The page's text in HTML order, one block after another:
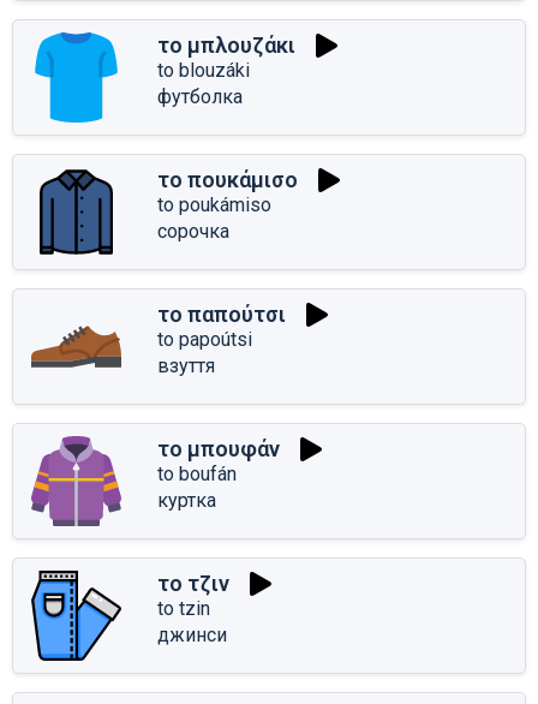
το μπλουζάκι
to blouzáki
футболка
το πουκάμισο
to poukámiso
сорочка
το παπούτσι
to papoútsi
взуття
το μπουφάν
to boufán
куртка
το τζιν
to tzin
джинси